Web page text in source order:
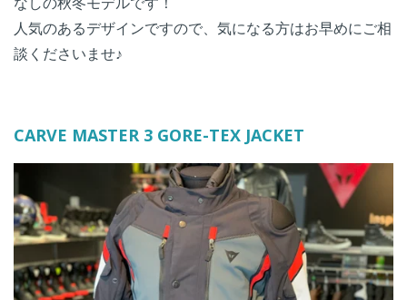
人気のあるデザインですので、気になる方はお早めにご相
談くださいませ♪
CARVE MASTER 3 GORE-TEX JACKET